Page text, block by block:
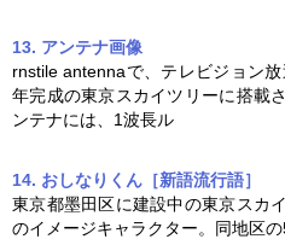
13. アンテナ画像
rnstile antennaで、テレビジョン
年完成の東京スカイツリーに搭載
ンテナには、1波長ル
14. おしなりくん［新語流行語］
東京都墨田区に建設中の東京スカ
のイメージキャラクター。同地区